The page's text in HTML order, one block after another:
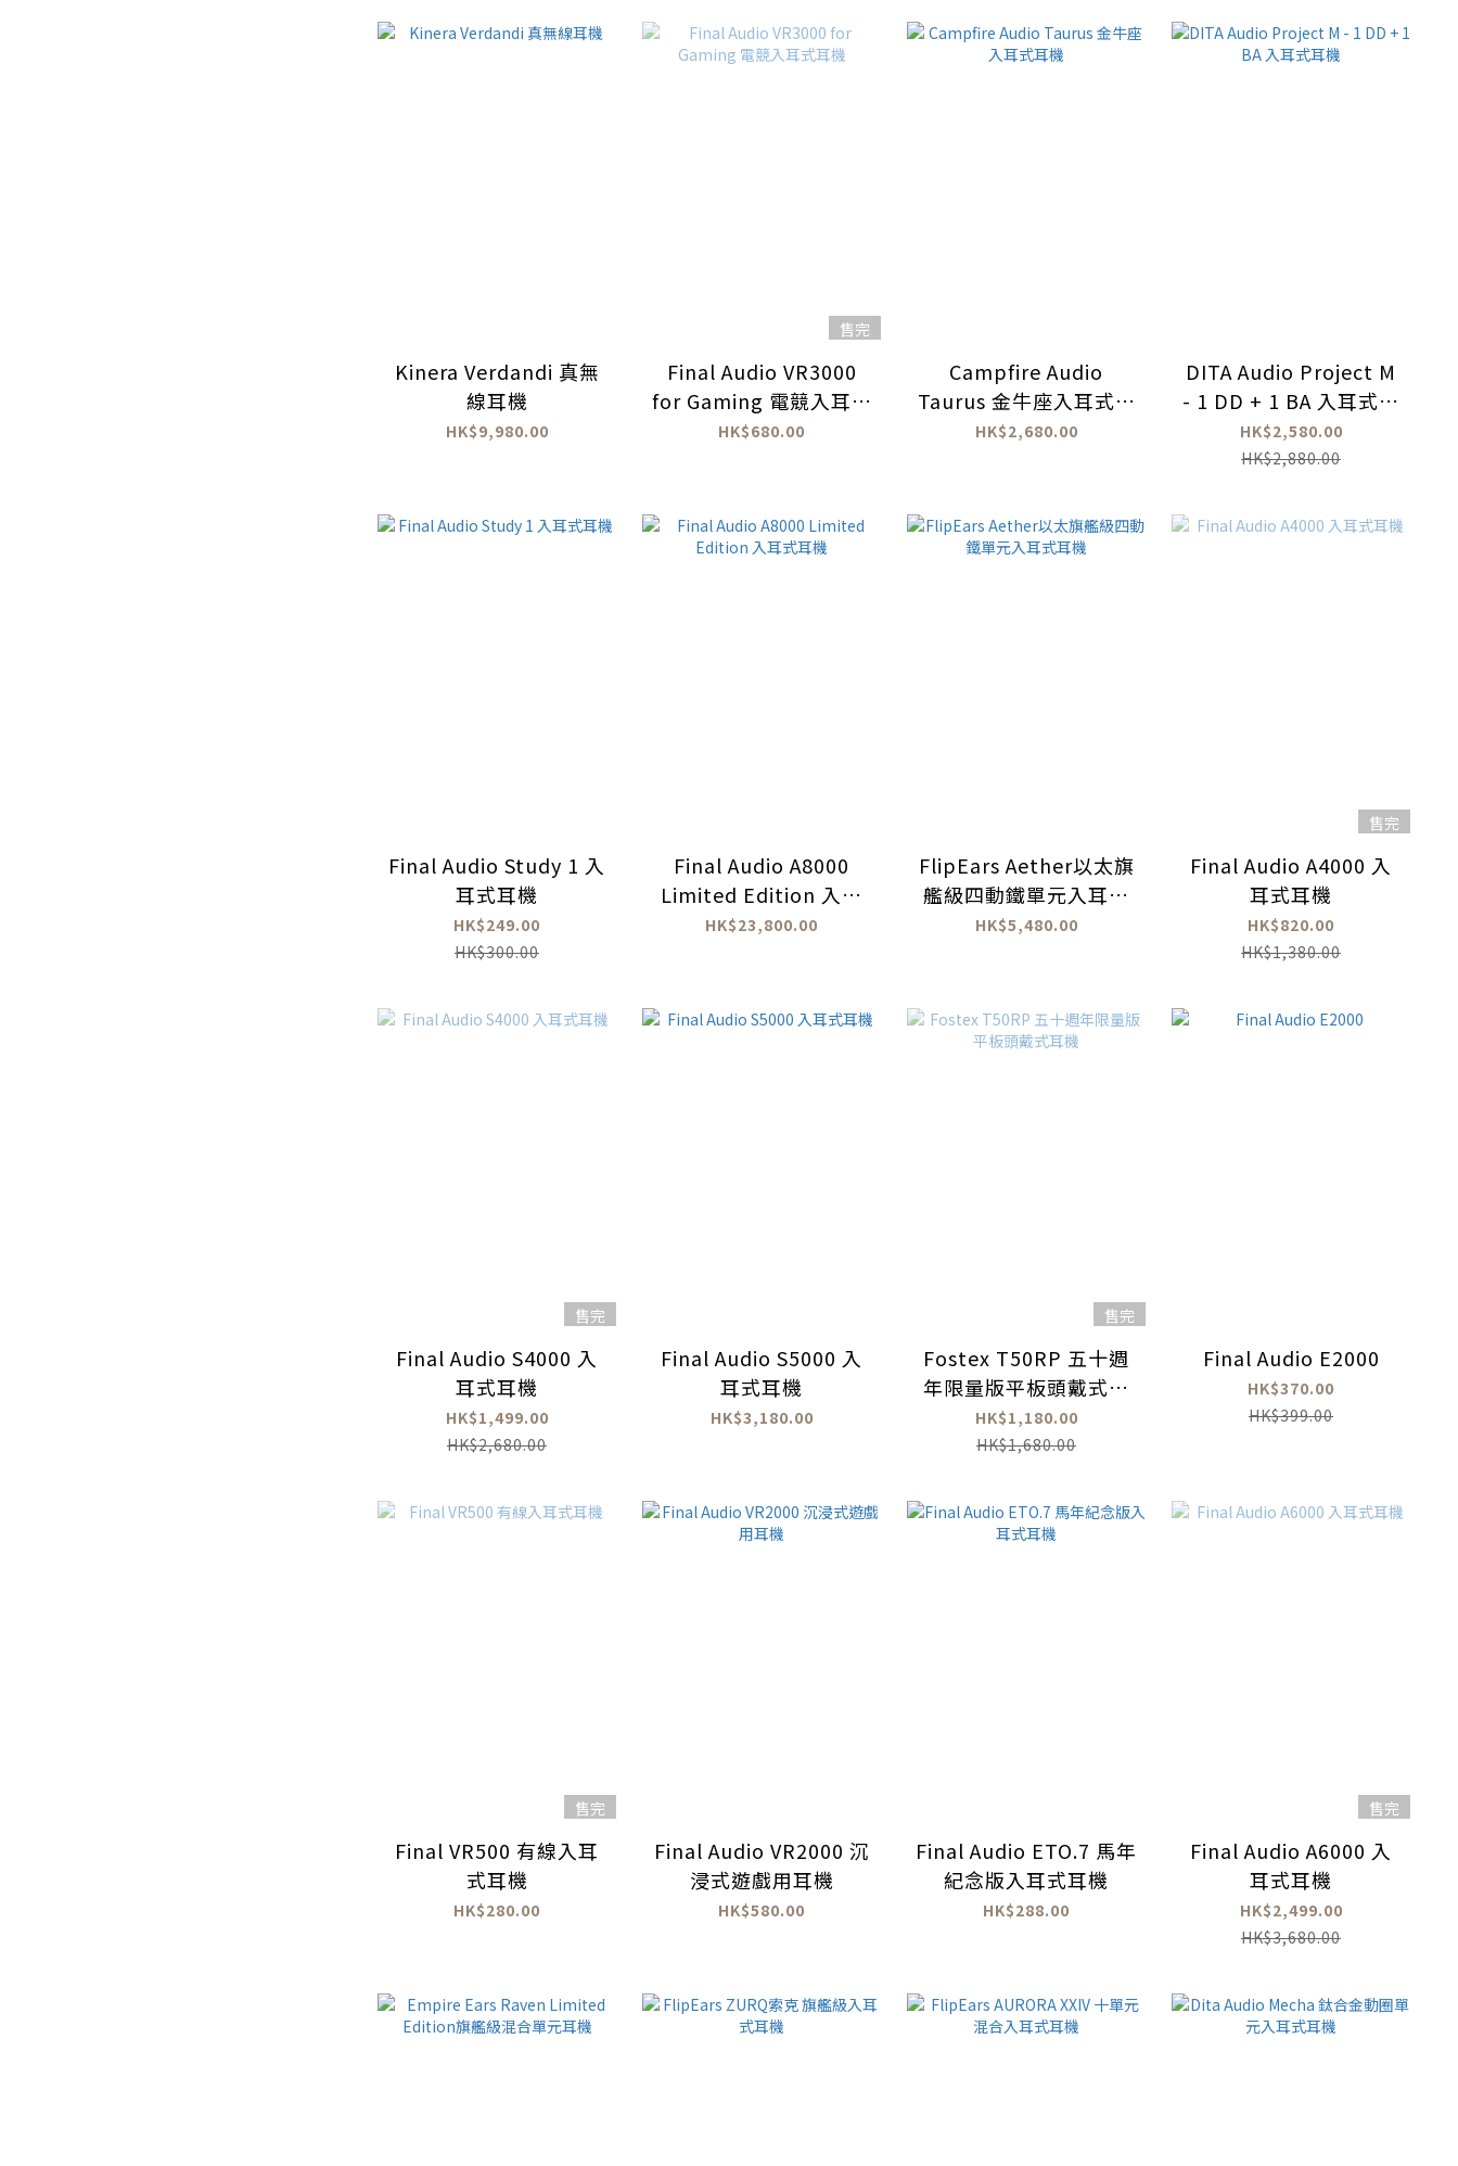
Kinera Verdandi 真無
線耳機
HK$9,980.00
售完
Final Audio VR3000
for Gaming 電競入耳式
耳機
HK$680.00
Campfire Audio
Taurus 金牛座入耳式耳
機
HK$2,680.00
DITA Audio Project M
- 1 DD + 1 BA 入耳式耳
機
HK$2,580.00
HK$2,880.00
Final Audio Study 1 入
耳式耳機
HK$249.00
HK$300.00
Final Audio A8000
Limited Edition 入耳
式耳機
HK$23,800.00
FlipEars Aether以太旗
艦級四動鐵單元入耳式
耳機
HK$5,480.00
售完
Final Audio A4000 入
耳式耳機
HK$820.00
HK$1,380.00
售完
Final Audio S4000 入
耳式耳機
HK$1,499.00
HK$2,680.00
Final Audio S5000 入
耳式耳機
HK$3,180.00
售完
Fostex T50RP 五十週
年限量版平板頭戴式耳
機
HK$1,180.00
HK$1,680.00
Final Audio E2000
HK$370.00
HK$399.00
售完
Final VR500 有線入耳
式耳機
HK$280.00
Final Audio VR2000 沉
浸式遊戲用耳機
HK$580.00
Final Audio ETO.7 馬年
紀念版入耳式耳機
HK$288.00
售完
Final Audio A6000 入
耳式耳機
HK$2,499.00
HK$3,680.00